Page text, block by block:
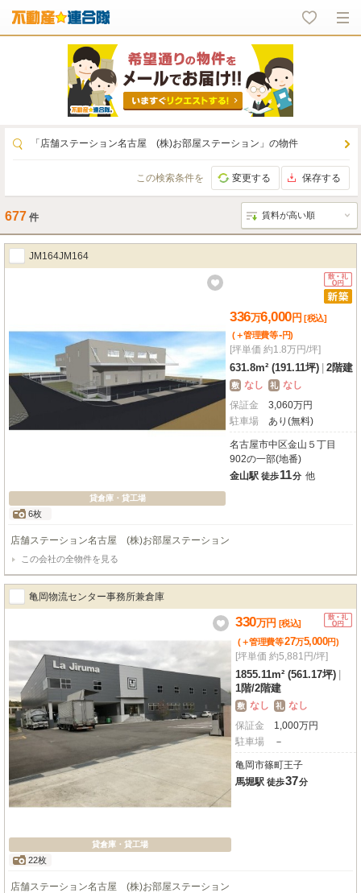
「店舗ステーション名古屋 (株)お部屋ステーション」の物件
この検索条件を 変更する 保存する
677 件
JM164JM164
貸倉庫・貸工場
6枚
336万6,000円 [税込]
(＋管理費等-円)
[坪単価 約1.8万円/坪]
631.8m² (191.11坪) 2階建
敷 なし 礼 なし
保証金
3,060万円
駐車場
あり(無料)
名古屋市中区金山５丁目
902の一部(地番)
金山駅 徒歩11分 他
店舗ステーション名古屋 (株)お部屋ステーション
この会社の全物件を見る
亀岡物流センター事務所兼倉庫
貸倉庫・貸工場
22枚
330万円 [税込]
(＋管理費等27万5,000円)
[坪単価 約5,881円/坪]
1855.11m² (561.17坪)
1階/2階建
敷 なし 礼 なし
保証金
1,000万円
駐車場
－
亀岡市篠町王子
馬堀駅 徒歩37分
店舗ステーション名古屋 (株)お部屋ステーション